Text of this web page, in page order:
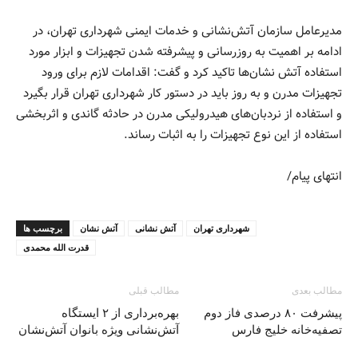
مدیرعامل سازمان آتش‌نشانی و خدمات ایمنی شهرداری تهران، در
ادامه بر اهمیت به روزرسانی و پیشرفته شدن تجهیزات و ابزار مورد
استفاده آتش نشان‌ها تاکید کرد و گفت: اقدامات لازم برای ورود
تجهیزات مدرن و به روز باید در دستور کار شهرداری تهران قرار بگیرد
و استفاده از نردبان‌های هیدرولیکی مدرن در حادثه گاندی و اثربخشی
استفاده از این نوع تجهیزات را به اثبات رساند.
انتهای پیام/
برچسب ها آتش نشان آتش نشانی
شهرداری تهران
قدرت الله محمدی
مطالب قبلی
بهره‌برداری از ۲ ایستگاه
آتش‌نشانی ویژه بانوان آتش‌نشان
مطالب بعدی
پیشرفت ۸۰ درصدی فاز دوم
تصفیه‌خانه خلیج فارس